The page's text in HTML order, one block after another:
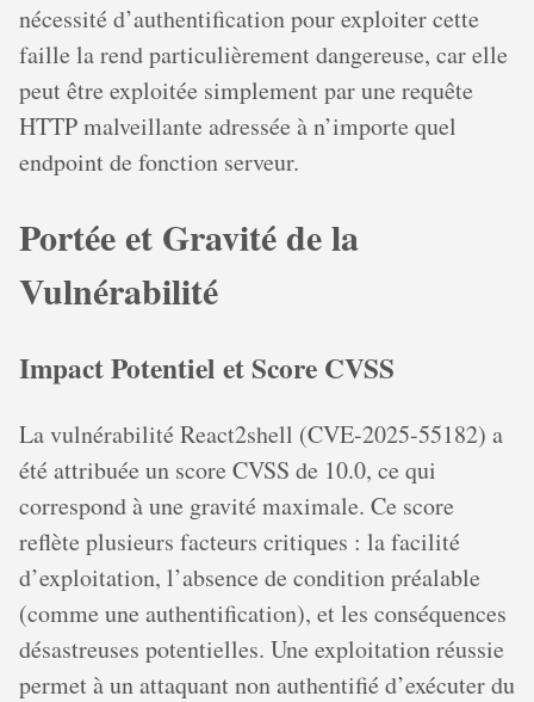
nécessité d’authentification pour exploiter cette
faille la rend particulièrement dangereuse, car elle
peut être exploitée simplement par une requête
HTTP malveillante adressée à n’importe quel
endpoint de fonction serveur.
Portée et Gravité de la
Vulnérabilité
Impact Potentiel et Score CVSS
La vulnérabilité React2shell (CVE-2025-55182) a
été attribuée un score CVSS de 10.0, ce qui
correspond à une gravité maximale. Ce score
reflète plusieurs facteurs critiques : la facilité
d’exploitation, l’absence de condition préalable
(comme une authentification), et les conséquences
désastreuses potentielles. Une exploitation réussie
permet à un attaquant non authentifié d’exécuter du